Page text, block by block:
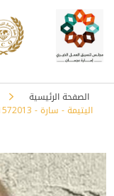
الصفحة الرئيسية
اليتيمة - سارة - 1572013